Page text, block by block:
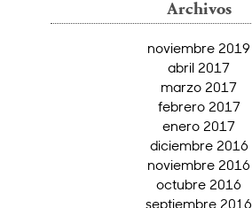
Archivos
noviembre 2019
abril 2017
marzo 2017
febrero 2017
enero 2017
diciembre 2016
noviembre 2016
octubre 2016
septiembre 2016